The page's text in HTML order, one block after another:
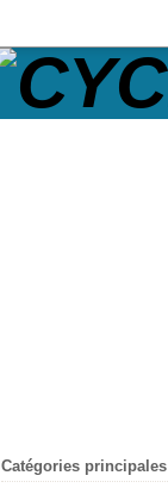
Catégories principales